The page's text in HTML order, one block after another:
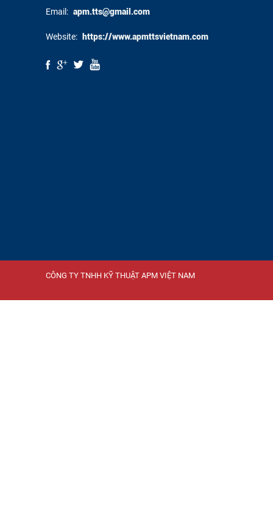
Email: apm.tts@gmail.com
Website: https://www.apmttsvietnam.com
CÔNG TY TNHH KỸ THUẬT APM VIỆT NAM